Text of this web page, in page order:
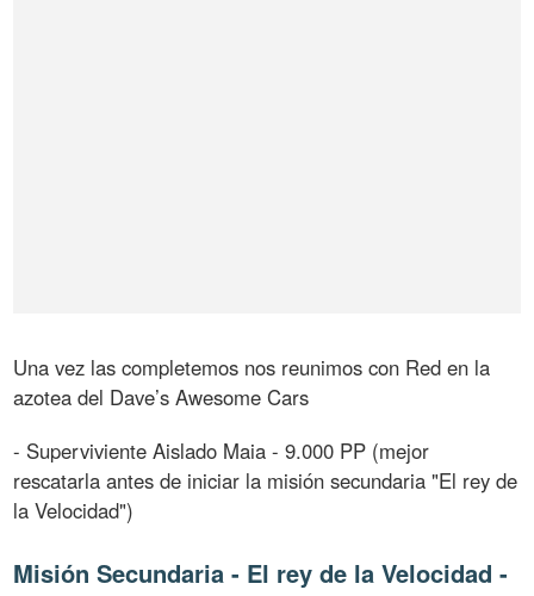
Una vez las completemos nos reunimos con Red en la
azotea del Dave’s Awesome Cars
- Superviviente Aislado Maia - 9.000 PP (mejor
rescatarla antes de iniciar la misión secundaria "El rey de
la Velocidad")
Misión Secundaria - El rey de la Velocidad -